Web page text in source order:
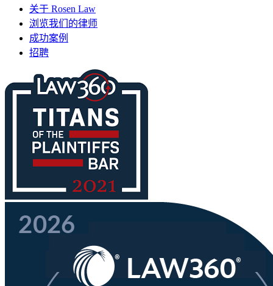
关于 Rosen Law
浏览我们的律师
成功案例
招聘